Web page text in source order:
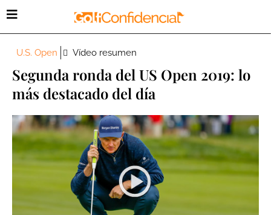
U.S. Open Vídeo resumen
Segunda ronda del US Open 2019: lo
más destacado del día